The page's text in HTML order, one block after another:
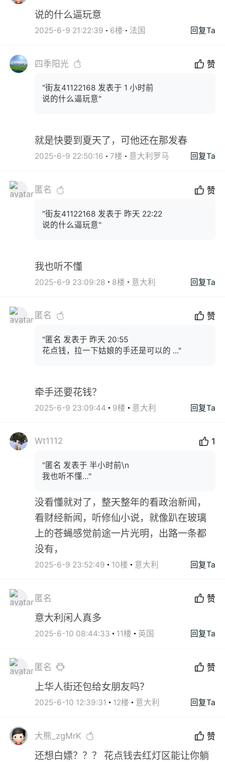
说的什么逼玩意
2025-6-9 21:22:39 6楼 法国 回复Ta
四季阳光 赞
"街友41122168 发表于 1 小时前
说的什么逼玩意"
就是快要到夏天了，可他还在那发春
2025-6-9 22:50:16 7楼 意大利罗马 回复Ta
匿名 赞
"街友41122168 发表于 昨天 22:22
说的什么逼玩意"
我也听不懂
2025-6-9 23:09:28 8楼 意大利 回复Ta
匿名 赞
"匿名 发表于 昨天 20:55
花点钱，拉一下姑娘的手还是可以的 ..."
牵手还要花钱？
2025-6-9 23:09:44 9楼 意大利 回复Ta
Wt1112 1
"匿名 发表于 半小时前\n
我也听不懂…"
没看懂就对了，整天整年的看政治新闻，
看财经新闻，听修仙小说，就像趴在玻璃
上的苍蝇感觉前途一片光明，出路一条都
没有，
2025-6-9 23:52:49 10楼 意大利 回复Ta
匿名 赞
意大利闲人真多
2025-6-10 08:44:33 11楼 英国 回复Ta
匿名 赞
上华人街还包给女朋友吗？
2025-6-10 12:39:31 12楼 意大利 回复Ta
大熊_zgMrK 赞
还想白嫖？？？ 花点钱去红灯区能让你躺